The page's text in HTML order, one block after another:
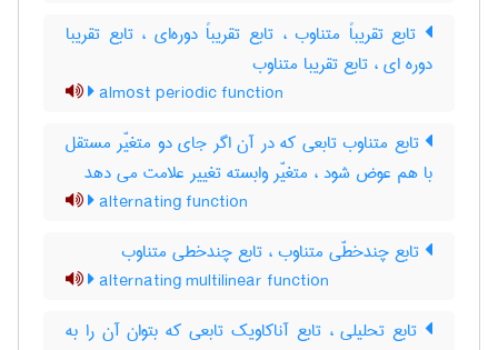
تابع تقریباً متناوب ، تابع تقریباً دوره‌ای ، تابع تقریبا
دوره ای ، تابع تقریبا متناوب
almost periodic function
تابع متناوب تابعی که در آن اگر جای دو متغیّر مستقل
با هم عوض شود ، متغیّر وابسته تغییر علامت می دهد
alternating function
تابع چندخطّی متناوب ، تابع چندخطی متناوب
alternating multilinear function
تابع تحلیلی ، تابع آناکاویک تابعی که بتوان آن را به